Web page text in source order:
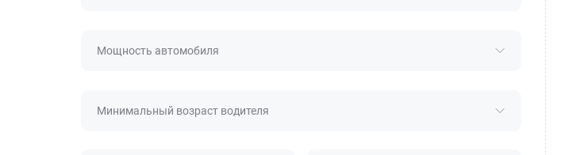
Мощность автомобиля
Минимальный возраст водителя